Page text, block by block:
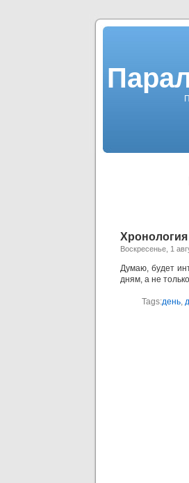
Воскресенье, 1
Думаю, будет
дням, а не
Tags:день,